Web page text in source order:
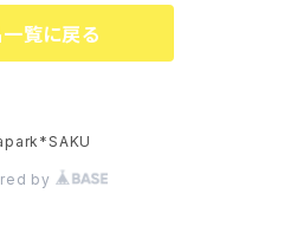
覧に戻る
by